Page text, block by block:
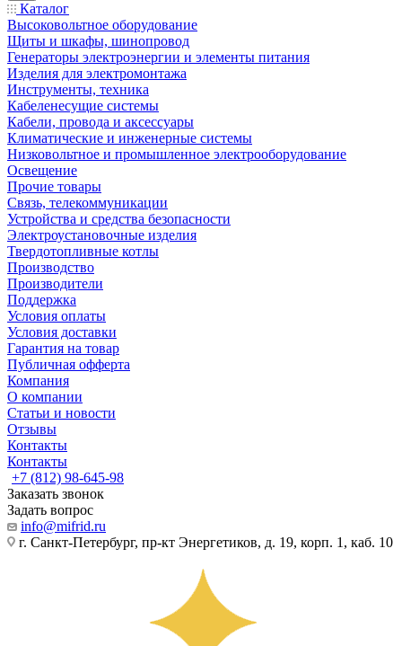
Каталог
Высоковольтное оборудование
Щиты и шкафы, шинопровод
Генераторы электроэнергии и элементы питания
Изделия для электромонтажа
Инструменты, техника
Кабеленесущие системы
Кабели, провода и аксессуары
Климатические и инженерные системы
Низковольтное и промышленное электрооборудование
Освещение
Прочие товары
Связь, телекоммуникации
Устройства и средства безопасности
Электроустановочные изделия
Твердотопливные котлы
Производство
Производители
Поддержка
Условия оплаты
Условия доставки
Гарантия на товар
Публичная офферта
Компания
О компании
Статьи и новости
Отзывы
Контакты
Контакты
+7 (812) 98-645-98
Заказать звонок
Задать вопрос
info@mifrid.ru
г. Санкт-Петербург, пр-кт Энергетиков, д. 19, корп. 1, каб. 10